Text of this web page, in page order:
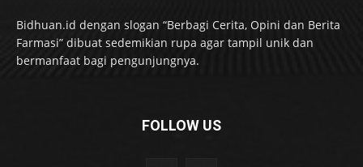
Bidhuan.id dengan slogan “Berbagi Cerita, Opini dan Berita
Farmasi” dibuat sedemikian rupa agar tampil unik dan
bermanfaat bagi pengunjungnya.
FOLLOW US